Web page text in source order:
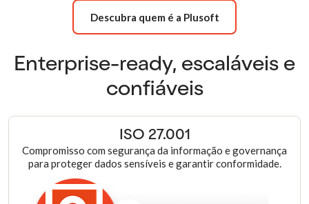
Descubra quem é a Plusoft
Enterprise-ready, escaláveis e
confiáveis
ISO 27.001
Compromisso com segurança da informação e governança
para proteger dados sensíveis e garantir conformidade.